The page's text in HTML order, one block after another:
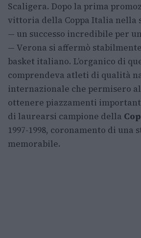
Scaligera. Dopo la prima
vittoria della Coppa Italia nella
— un successo incredibile per
— Verona si affermò
basket italiano. L’organico di
comprendeva atleti di qualità
internazionale che permisero
ottenere piazzamenti
di laurearsi campione della
1997-1998, coronamento di una
memorabile.